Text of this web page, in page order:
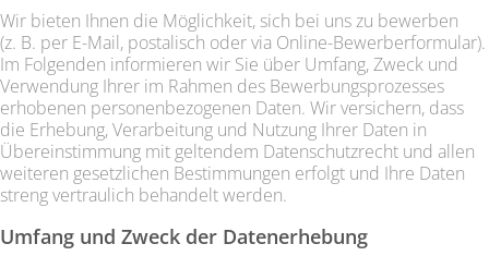
Wir bieten Ihnen die Möglichkeit, sich bei uns zu bewerben
(z. B. per E-Mail, postalisch oder via Online-Bewerberformular).
Im Folgenden informieren wir Sie über Umfang, Zweck und
Verwendung Ihrer im Rahmen des Bewerbungsprozesses
erhobenen personenbezogenen Daten. Wir versichern, dass
die Erhebung, Verarbeitung und Nutzung Ihrer Daten in
Übereinstimmung mit geltendem Datenschutzrecht und allen
weiteren gesetzlichen Bestimmungen erfolgt und Ihre Daten
streng vertraulich behandelt werden.
Umfang und Zweck der Datenerhebung